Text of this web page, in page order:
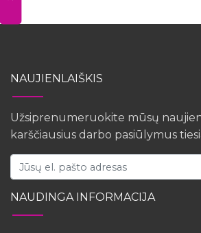
NAUJIENLAIŠKIS
Užsiprenumeruokite mūsų
karščiausius darbo pasiūlymus
NAUDINGA INFORMACIJA